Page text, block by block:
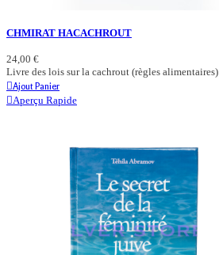
CHMIRAT HACACHROUT
24,00 €
Livre des lois sur la cachrout (règles alimentaires)
Ajout Panier
Aperçu Rapide